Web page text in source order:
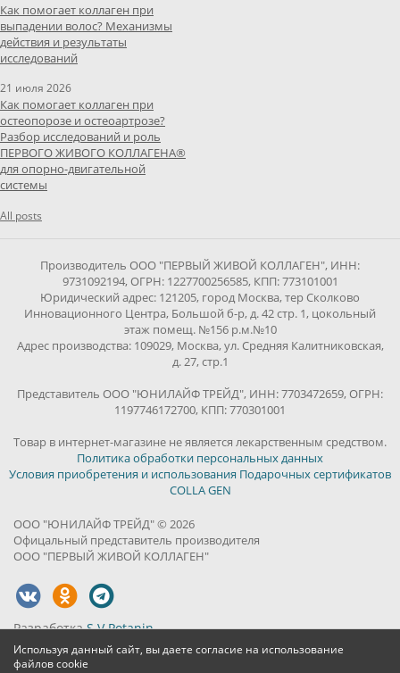
Используя данный сайт, вы даете согласие на использование
файлов cookie
Как помогает коллаген при
выпадении волос? Механизмы
действия и результаты
исследований
21 июля 2026
Как помогает коллаген при
остеопорозе и остеоартрозе?
Разбор исследований и роль
ПЕРВОГО ЖИВОГО КОЛЛАГЕНА®
для опорно-двигательной
системы
All posts
Производитель ООО "ПЕРВЫЙ ЖИВОЙ КОЛЛАГЕН", ИНН:
9731092194, ОГРН: 1227700256585, КПП: 773101001
Юридический адрес: 121205, город Москва, тер Сколково
Инновационного Центра, Большой б-р, д. 42 стр. 1, цокольный
этаж помещ. №156 р.м.№10
Адрес производства: 109029, Москва, ул. Средняя Калитниковская,
д. 27, стр.1
Представитель ООО "ЮНИЛАЙФ ТРЕЙД", ИНН: 7703472659, ОГРН:
1197746172700, КПП: 770301001
Товар в интернет-магазине не является лекарственным средством.
Политика обработки персональных данных
Условия приобретения и использования Подарочных сертификатов
COLLA GEN
ООО "ЮНИЛАЙФ ТРЕЙД" © 2026
Офицальный представитель производителя
ООО "ПЕРВЫЙ ЖИВОЙ КОЛЛАГЕН"
РазработкаS.V.Potanin